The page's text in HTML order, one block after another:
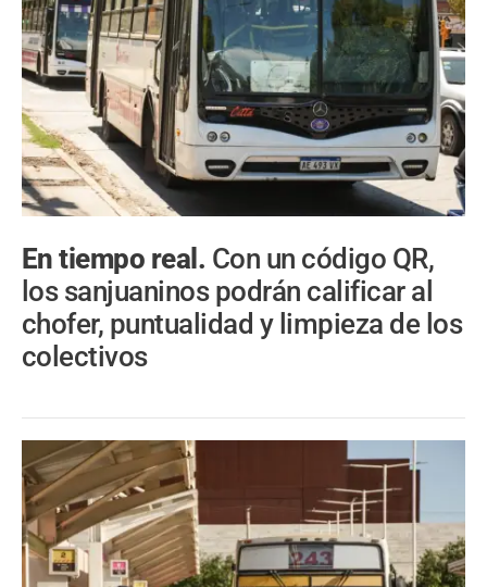
En tiempo real. Con un código QR,
los sanjuaninos podrán calificar al
chofer, puntualidad y limpieza de los
colectivos